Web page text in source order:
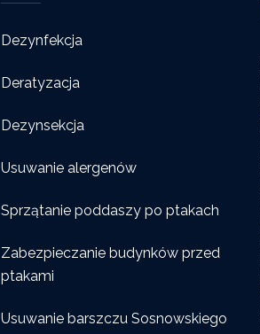
Dezynfekcja
Deratyzacja
Dezynsekcja
Usuwanie alergenów
Sprzątanie poddaszy po ptakach
Zabezpieczanie budynków przed
ptakami
Usuwanie barszczu Sosnowskiego